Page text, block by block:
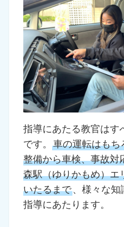
指導にあたる教官はす
です。車の運転はもち
整備から車検、事故対
森駅（ゆりかもめ）エ
いたるまで、様々な知
指導にあたります。